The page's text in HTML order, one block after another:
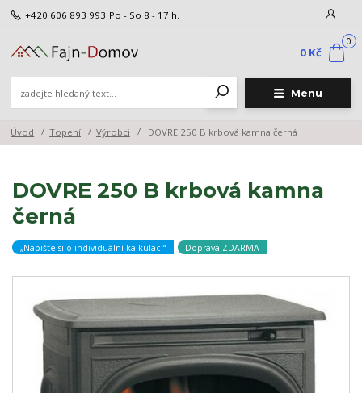
Menu
+420 606 893 993 Po - So 8 - 17 h.
0
0 Kč
Úvod Topení Výrobci DOVRE 250 B krbová kamna černá
DOVRE 250 B krbová kamna
černá
„Napište si o individuální kalkulaci“ Doprava ZDARMA